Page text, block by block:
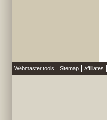
Webmaster tools Sitemap Affiliates